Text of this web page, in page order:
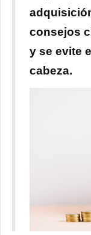
consejos
y se evite
cabeza.